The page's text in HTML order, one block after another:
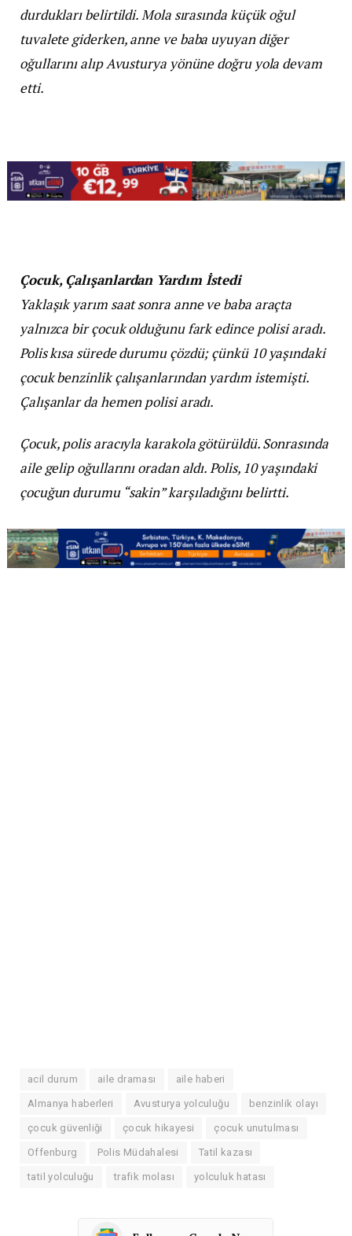
durdukları belirtildi. Mola sırasında küçük oğul
tuvalete giderken, anne ve baba uyuyan diğer
oğullarını alıp Avusturya yönüne doğru yola devam
etti.
Çocuk, Çalışanlardan Yardım İstedi
Yaklaşık yarım saat sonra anne ve baba araçta
yalnızca bir çocuk olduğunu fark edince polisi aradı.
Polis kısa sürede durumu çözdü; çünkü 10 yaşındaki
çocuk benzinlik çalışanlarından yardım istemişti.
Çalışanlar da hemen polisi aradı.
Çocuk, polis aracıyla karakola götürüldü. Sonrasında
aile gelip oğullarını oradan aldı. Polis, 10 yaşındaki
çocuğun durumu “sakin” karşıladığını belirtti.
acil durum aile draması aile haberi
Almanya haberleri Avusturya yolculuğu benzinlik olayı
çocuk güvenliği çocuk hikayesi çocuk unutulması
Offenburg Polis Müdahalesi Tatil kazası
tatil yolculuğu trafik molası yolculuk hatası